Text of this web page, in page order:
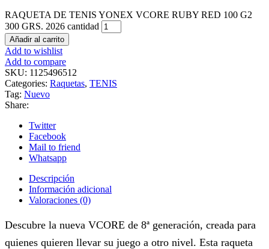
RAQUETA DE TENIS YONEX VCORE RUBY RED 100 G2
300 GRS. 2026 cantidad
Añadir al carrito
Add to wishlist
Add to compare
SKU: 1125496512
Categories: Raquetas, TENIS
Tag: Nuevo
Share:
Twitter
Facebook
Mail to friend
Whatsapp
Descripción
Información adicional
Valoraciones (0)
Descubre la nueva VCORE de 8ª generación, creada para
quienes quieren llevar su juego a otro nivel. Esta raqueta